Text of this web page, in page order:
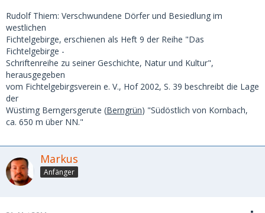
Rudolf Thiem: Verschwundene Dörfer und Besiedlung im
westlichen
Fichtelgebirge, erschienen als Heft 9 der Reihe "Das
Fichtelgebirge -
Schriftenreihe zu seiner Geschichte, Natur und Kultur",
herausgegeben
vom Fichtelgebirgsverein e. V., Hof 2002, S. 39 beschreibt die Lage
der
Wüstimg Berngersgerute (Berngrün) "Südöstlich von Kornbach,
ca. 650 m über NN."
Markus
Anfänger